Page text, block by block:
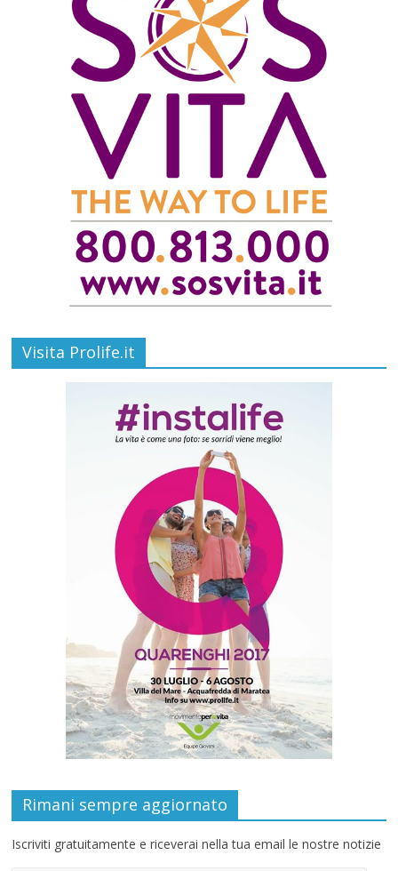
Visita Prolife.it
Rimani sempre aggiornato
Iscriviti gratuitamente e riceverai nella tua email le nostre notizie